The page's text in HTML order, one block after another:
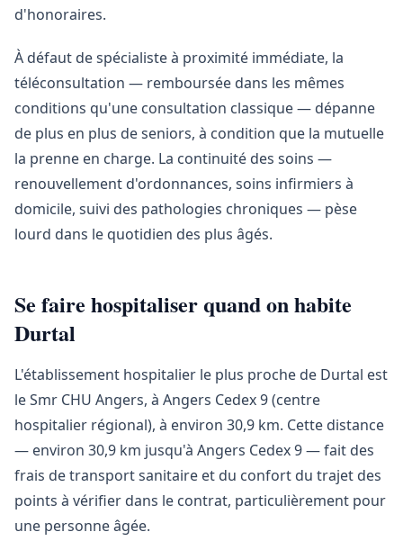
d'honoraires.
À défaut de spécialiste à proximité immédiate, la
téléconsultation — remboursée dans les mêmes
conditions qu'une consultation classique — dépanne
de plus en plus de seniors, à condition que la mutuelle
la prenne en charge. La continuité des soins —
renouvellement d'ordonnances, soins infirmiers à
domicile, suivi des pathologies chroniques — pèse
lourd dans le quotidien des plus âgés.
Se faire hospitaliser quand on habite
Durtal
L'établissement hospitalier le plus proche de Durtal est
le Smr CHU Angers, à Angers Cedex 9 (centre
hospitalier régional), à environ 30,9 km. Cette distance
— environ 30,9 km jusqu'à Angers Cedex 9 — fait des
frais de transport sanitaire et du confort du trajet des
points à vérifier dans le contrat, particulièrement pour
une personne âgée.